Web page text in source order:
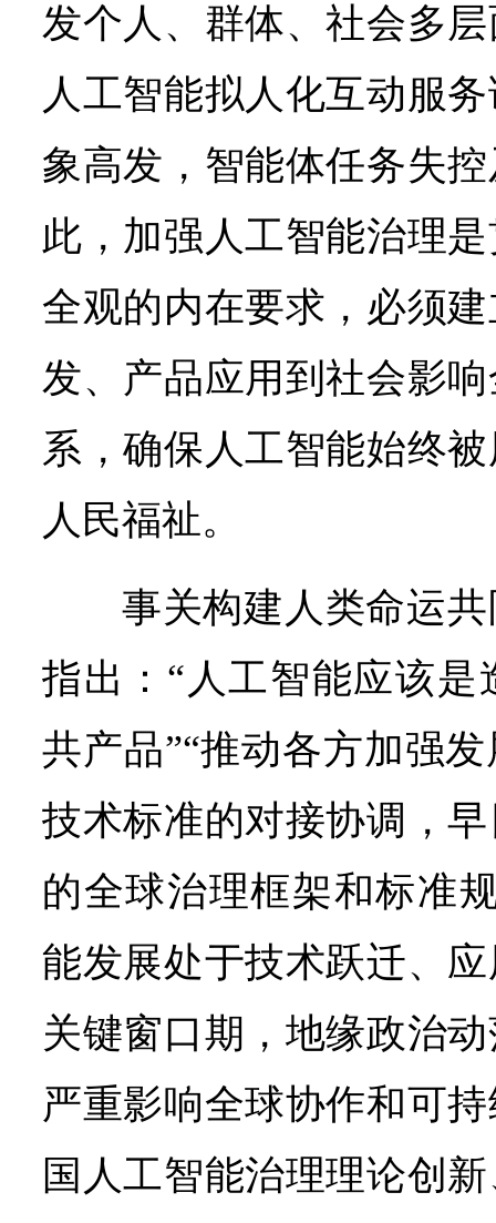
发个人、群体、社会多
人工智能拟人化互动服
象高发，智能体任务失
此，加强人工智能治理
全观的内在要求，必须
发、产品应用到社会影
系，确保人工智能始终
人民福祉。
事关构建人类命运
指出：“人工智能应该
共产品”“推动各方加强
技术标准的对接协调，
的全球治理框架和标准
能发展处于技术跃迁、
关键窗口期，地缘政治
严重影响全球协作和可
国人工智能治理理论创